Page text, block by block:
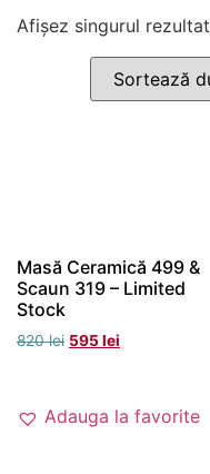
Afișez singurul rezultat
Masă Ceramică 499 &
Scaun 319 – Limited
Stock
820lei Prețul
820 lei.
595lei
595 lei.
Adauga la favorite